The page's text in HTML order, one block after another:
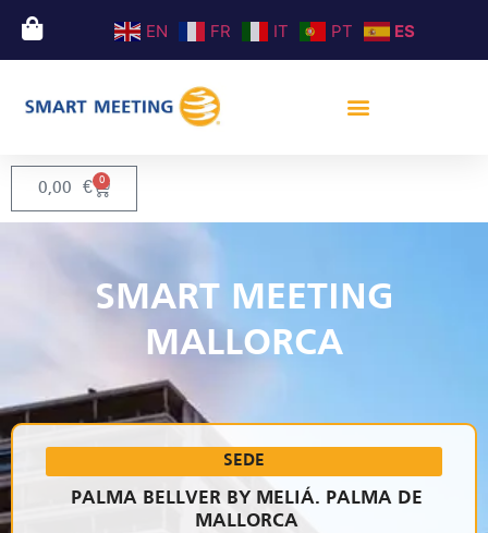
EN FR IT PT ES
0,00 € 0
SMART MEETING
MALLORCA
SEDE
PALMA BELLVER BY MELIÁ. PALMA DE
MALLORCA